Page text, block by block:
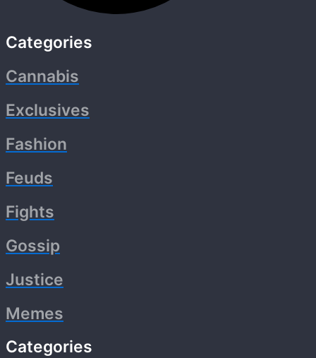
Categories
Cannabis
Exclusives
Fashion
Feuds
Fights
Gossip
Justice
Memes
Categories